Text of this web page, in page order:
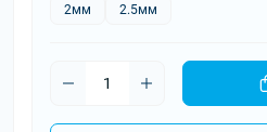
2мм 2.5мм